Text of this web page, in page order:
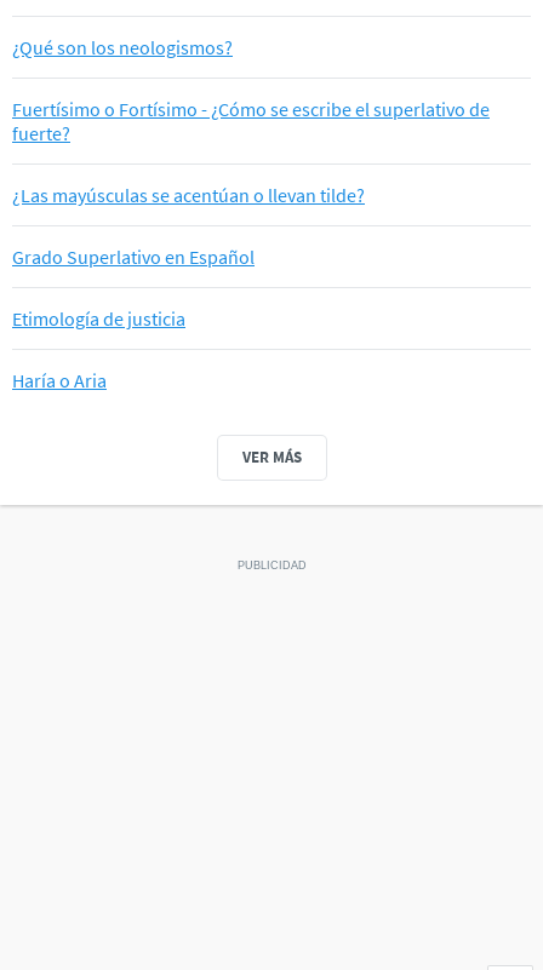
¿Qué son los neologismos?
Fuertísimo o Fortísimo - ¿Cómo se escribe el superlativo de
fuerte?
¿Las mayúsculas se acentúan o llevan tilde?
Grado Superlativo en Español
Etimología de justicia
Haría o Aria
VER MÁS